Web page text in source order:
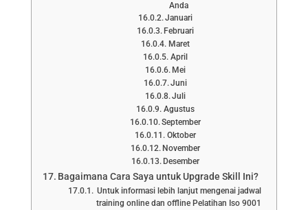
Anda
Januari
Februari
Maret
April
Mei
Juni
Juli
Agustus
September
Oktober
November
Desember
Bagaimana Cara Saya untuk Upgrade Skill Ini?
Untuk informasi lebih lanjut mengenai jadwal
training online dan offline Pelatihan Iso 9001